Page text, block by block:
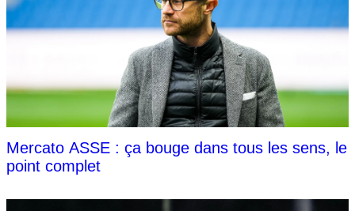
Mercato ASSE : ça bouge dans tous les sens, le
point complet